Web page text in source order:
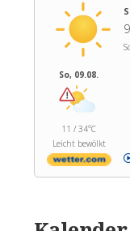
So, 09.08.
11 / 34°C
Leicht bewölkt